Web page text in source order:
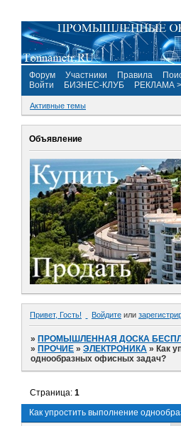
Форум Участники Правила
Войти
БИЗНЕС-КЛУБ РЕКЛАМА
Активные темы
Объявление
Привет, Гость! Войдите или
»ПРОМЫШЛЕННАЯ ДОСКА
»ПРОЧИЕ »ЭЛЕКТРОНИКА »Как
однообразных офисных задач?
Как упростить выполнение
Страница:1